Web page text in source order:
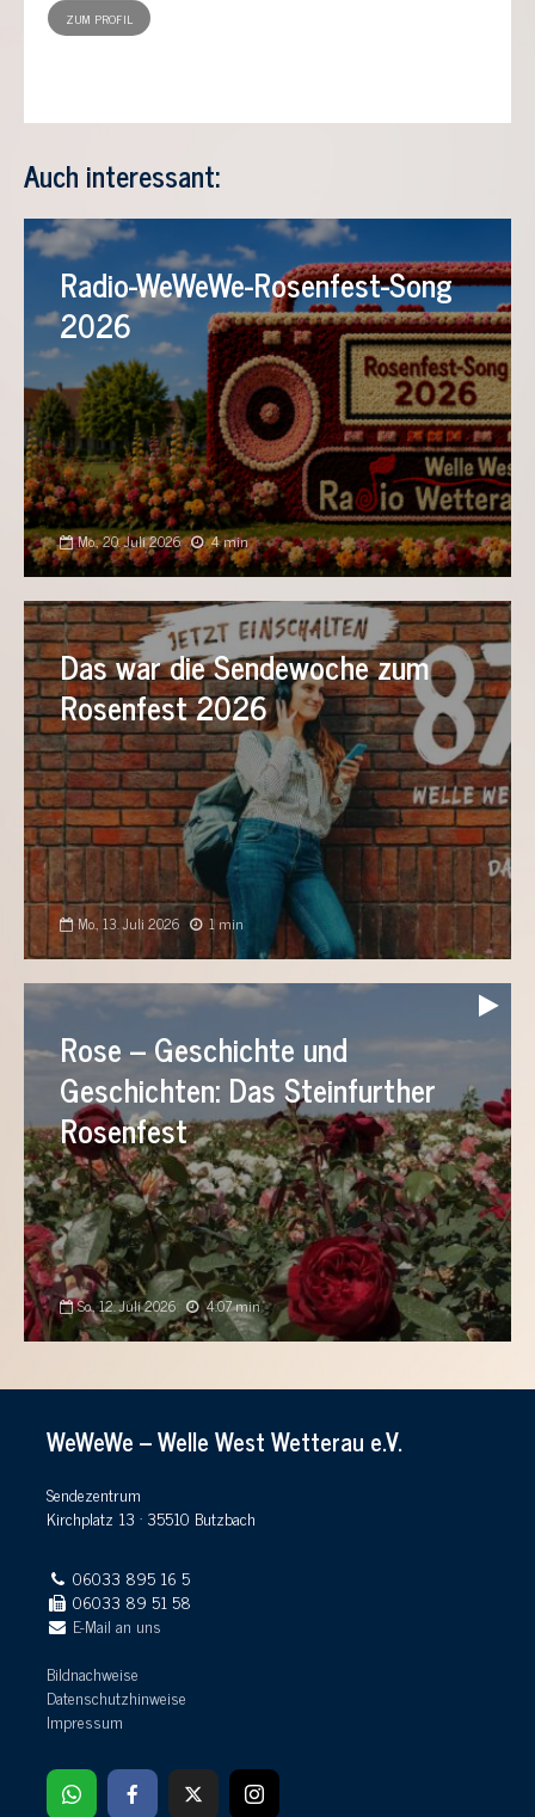
ZUM PROFIL
Auch interessant:
Radio-WeWeWe-Rosenfest-Song
2026
Mo., 20. Juli 2026 4 min
Das war die Sendewoche zum
Rosenfest 2026
Mo., 13. Juli 2026 1 min
Audio-
Player
Rose – Geschichte und
Geschichten: Das Steinfurther
Rosenfest
So., 12. Juli 2026 4:07 min
WeWeWe – Welle West Wetterau e.V.
Sendezentrum
Kirchplatz 13 · 35510 Butzbach
06033 895 16 5
06033 89 51 58
E-Mail an uns
Bildnachweise
Datenschutzhinweise
Impressum